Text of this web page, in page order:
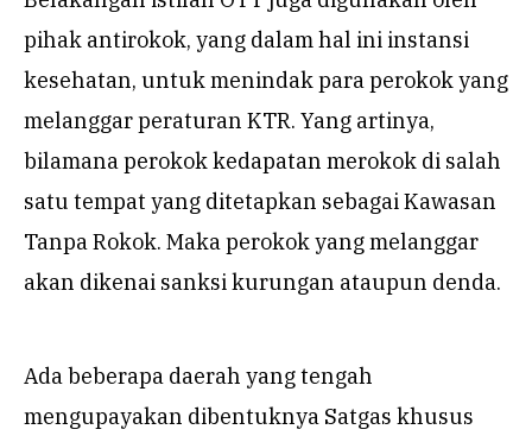
pihak antirokok, yang dalam hal ini instansi
kesehatan, untuk menindak para perokok yang
melanggar peraturan KTR. Yang artinya,
bilamana perokok kedapatan merokok di salah
satu tempat yang ditetapkan sebagai Kawasan
Tanpa Rokok. Maka perokok yang melanggar
akan dikenai sanksi kurungan ataupun denda.
Ada beberapa daerah yang tengah
mengupayakan dibentuknya Satgas khusus